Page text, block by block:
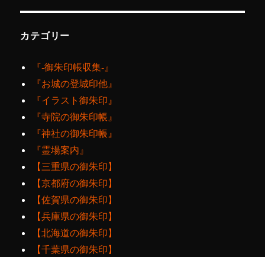
カテゴリー
『‐御朱印帳収集‐』
『お城の登城印他』
『イラスト御朱印』
『寺院の御朱印帳』
『神社の御朱印帳』
『霊場案内』
【三重県の御朱印】
【京都府の御朱印】
【佐賀県の御朱印】
【兵庫県の御朱印】
【北海道の御朱印】
【千葉県の御朱印】